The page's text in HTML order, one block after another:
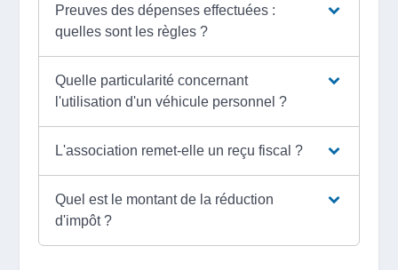
Preuves des dépenses effectuées :
quelles sont les règles ?
Quelle particularité concernant
l'utilisation d'un véhicule personnel ?
L'association remet-elle un reçu fiscal ?
Quel est le montant de la réduction
d'impôt ?